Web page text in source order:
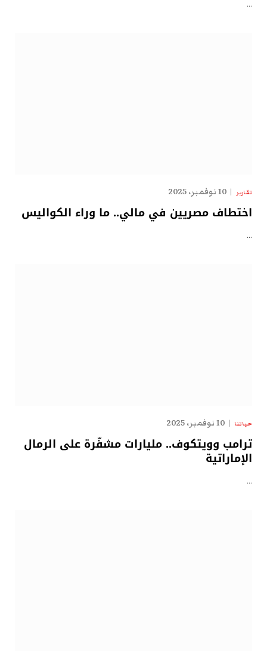
…
تقارير 10 نوفمبر، 2025
اختطاف مصريين في مالي.. ما وراء الكواليس
…
حياتنا 10 نوفمبر، 2025
ترامب وويتكوف.. مليارات مشفّرة على الرمال
الإماراتية
…